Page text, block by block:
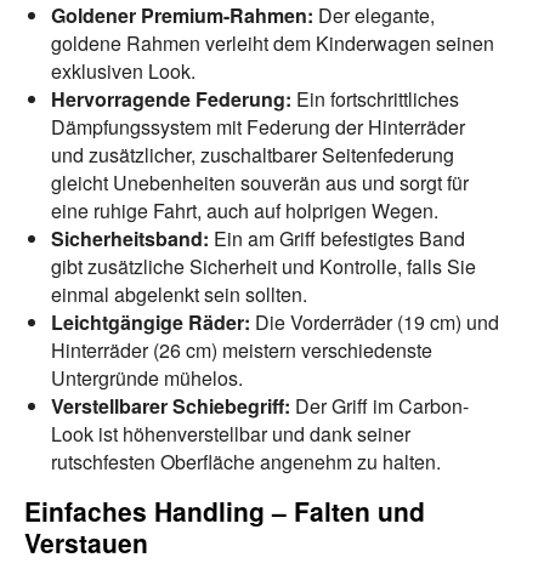
Goldener Premium-Rahmen: Der elegante,
goldene Rahmen verleiht dem Kinderwagen seinen
exklusiven Look.
Hervorragende Federung: Ein fortschrittliches
Dämpfungssystem mit Federung der Hinterräder
und zusätzlicher, zuschaltbarer Seitenfederung
gleicht Unebenheiten souverän aus und sorgt für
eine ruhige Fahrt, auch auf holprigen Wegen.
Sicherheitsband: Ein am Griff befestigtes Band
gibt zusätzliche Sicherheit und Kontrolle, falls Sie
einmal abgelenkt sein sollten.
Leichtgängige Räder: Die Vorderräder (19 cm) und
Hinterräder (26 cm) meistern verschiedenste
Untergründe mühelos.
Verstellbarer Schiebegriff: Der Griff im Carbon-
Look ist höhenverstellbar und dank seiner
rutschfesten Oberfläche angenehm zu halten.
Einfaches Handling – Falten und
Verstauen